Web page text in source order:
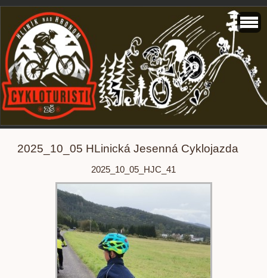
2025_10_05 HLinická Jesenná Cyklojazda
2025_10_05_HJC_41